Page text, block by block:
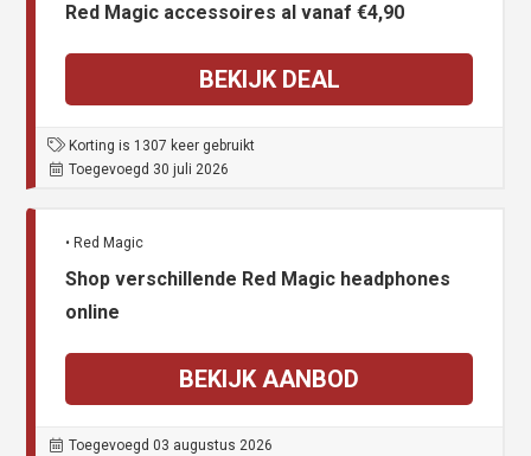
Red Magic accessoires al vanaf €4,90
BEKIJK DEAL
Korting is 1307 keer gebruikt
Toegevoegd 30 juli 2026
• Red Magic
Shop verschillende Red Magic headphones
online
BEKIJK AANBOD
Toegevoegd 03 augustus 2026